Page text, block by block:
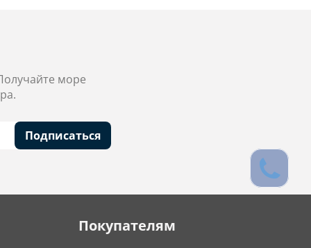
море
Подписаться
Покупателям